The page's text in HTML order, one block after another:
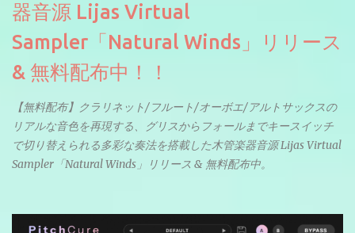
器音源 Lijas Virtual
Sampler「Natural Winds」リリース
& 無料配布中！！
【無料配布】クラリネット/フルート/オーボエ/アルトサックスの
リアルな音色を再現する、グリスからフォールまでキースイッチ
で切り替えられる多彩な奏法を搭載した木管楽器音源 Lijas Virtual
Sampler「Natural Winds」リリース & 無料配布中。